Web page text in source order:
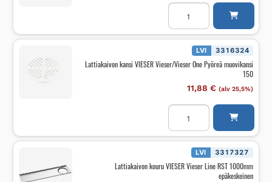
Lattiakaivon
kansi
VIESER
Vieser
Line
900mm
LVI 3316324
Lattiakaivon kansi VIESER Vieser/Vieser One Pyöreä muovikansi
150
11,88 € (alv 25,5%)
Lattiakaivon
kansi
VIESER
Vieser/Vieser
One
Pyöreä
muovikansi
150
LVI 3317327
Lattiakaivon kouru VIESER Vieser Line RST 1000mm
epäkeskeinen